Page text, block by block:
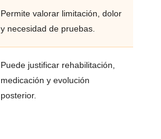
Permite valorar limitación, dolor
y necesidad de pruebas.
Puede justificar rehabilitación,
medicación y evolución
posterior.